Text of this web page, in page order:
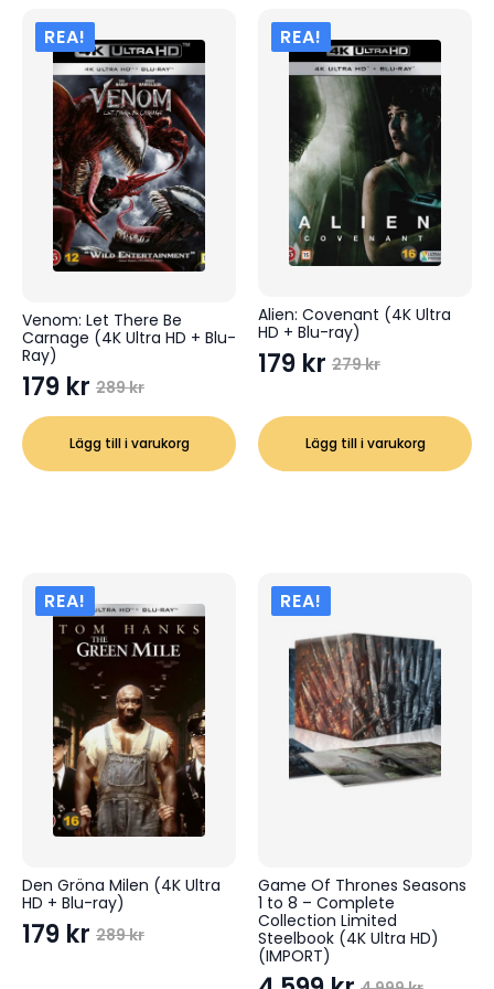
REA!
Venom: Let There Be
Carnage (4K Ultra HD + Blu-
Ray)
289kr
Det
ursprungliga
priset
179 kr
Det
nuvarande
prisetLägg till i varukorg
REA!
Alien: Covenant (4K Ultra
HD + Blu-ray)
279kr
Det
priset
var:
179 kr
Det
priset
är:
Lägg till i varukorg
REA!
Den Gröna Milen (4K Ultra
HD + Blu-ray)
289kr
Det
179 kr
Det
REA!
Game Of Thrones Seasons
1 to 8 – Complete
Collection Limited
Steelbook (4K Ultra HD)
(IMPORT)